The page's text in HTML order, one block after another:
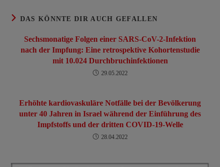
DAS KÖNNTE DIR AUCH GEFALLEN
Sechsmonatige Folgen einer SARS-CoV-2-Infektion
nach der Impfung: Eine retrospektive Kohortenstudie
mit 10.024 Durchbruchinfektionen
29.05.2022
Erhöhte kardiovaskuläre Notfälle bei der Bevölkerung
unter 40 Jahren in Israel während der Einführung des
Impfstoffs und der dritten COVID-19-Welle
28.04.2022